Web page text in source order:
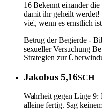
16 Bekennt einander
damit ihr geheilt werdet!
viel, wenn es ernstlich
Betrug der Begierde -
sexueller Versuchung
Strategien zur
Jakobus 5,16SCH
Wahrheit gegen Lüge 9:
alleine fertig. Sag